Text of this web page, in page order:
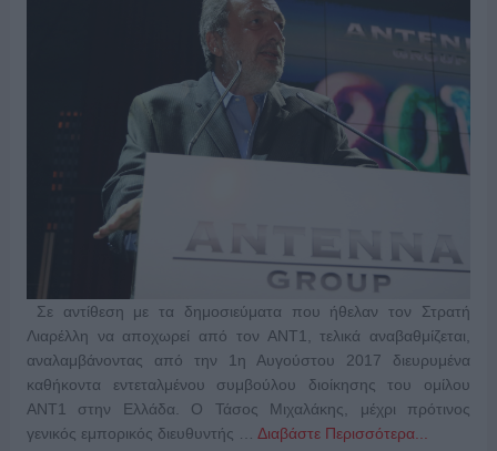
Σε αντίθεση με τα δημοσιεύματα που ήθελαν τον Στρατή
Λιαρέλλη να αποχωρεί από τον ΑΝΤ1, τελικά αναβαθμίζεται,
αναλαμβάνοντας από την 1η Αυγούστου 2017 διευρυμένα
καθήκοντα εντεταλμένου συμβούλου διοίκησης του ομίλου
ΑΝΤ1 στην Ελλάδα. Ο Τάσος Μιχαλάκης, μέχρι πρότινος
γενικός εμπορικός διευθυντής … Διαβάστε Περισσότερα...